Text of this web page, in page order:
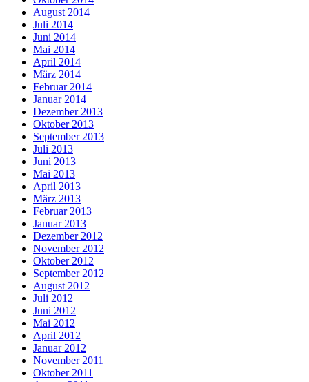
August 2014
Juli 2014
Juni 2014
Mai 2014
April 2014
März 2014
Februar 2014
Januar 2014
Dezember 2013
Oktober 2013
September 2013
Juli 2013
Juni 2013
Mai 2013
April 2013
März 2013
Februar 2013
Januar 2013
Dezember 2012
November 2012
Oktober 2012
September 2012
August 2012
Juli 2012
Juni 2012
Mai 2012
April 2012
Januar 2012
November 2011
Oktober 2011